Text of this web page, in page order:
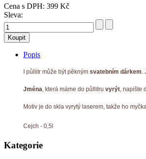
Cena s DPH: 399 Kč
Sleva:
Popis
I půllitr může být pěkným svatebním dárkem.
Jména, která máme do půllitru vyrýt, napište
Motiv je do skla vyrytý laserem, takže ho
Cejch - 0,5l
Kategorie